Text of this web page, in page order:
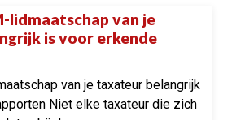
lidmaatschap van je
is voor erkende
van je taxateur belangrijk
Niet elke taxateur die zich